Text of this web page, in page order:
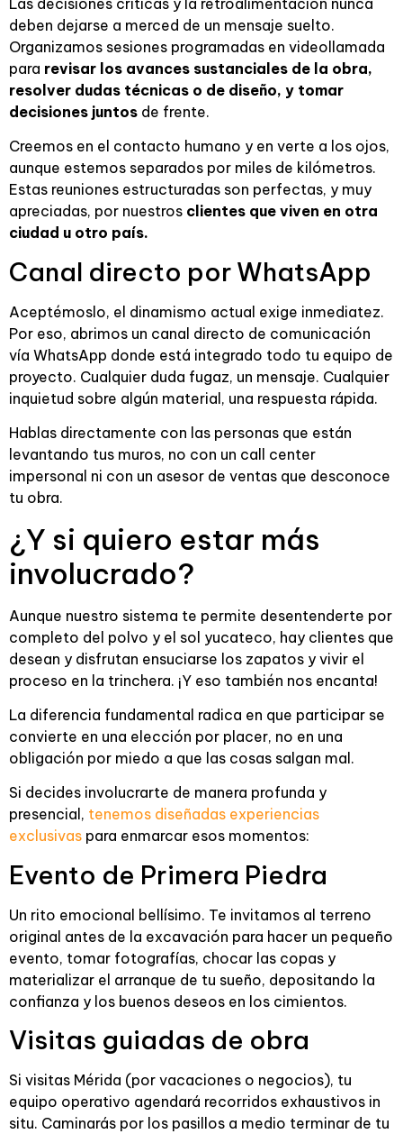
Las decisiones críticas y la retroalimentación nunca
deben dejarse a merced de un mensaje suelto.
Organizamos sesiones programadas en videollamada
para revisar los avances sustanciales de la obra,
resolver dudas técnicas o de diseño, y tomar
decisiones juntos de frente.
Creemos en el contacto humano y en verte a los ojos,
aunque estemos separados por miles de kilómetros.
Estas reuniones estructuradas son perfectas, y muy
apreciadas, por nuestros clientes que viven en otra
ciudad u otro país.
Canal directo por WhatsApp
Aceptémoslo, el dinamismo actual exige inmediatez.
Por eso, abrimos un canal directo de comunicación
vía WhatsApp donde está integrado todo tu equipo de
proyecto. Cualquier duda fugaz, un mensaje. Cualquier
inquietud sobre algún material, una respuesta rápida.
Hablas directamente con las personas que están
levantando tus muros, no con un call center
impersonal ni con un asesor de ventas que desconoce
tu obra.
¿Y si quiero estar más
involucrado?
Aunque nuestro sistema te permite desentenderte por
completo del polvo y el sol yucateco, hay clientes que
desean y disfrutan ensuciarse los zapatos y vivir el
proceso en la trinchera. ¡Y eso también nos encanta!
La diferencia fundamental radica en que participar se
convierte en una elección por placer, no en una
obligación por miedo a que las cosas salgan mal.
Si decides involucrarte de manera profunda y
presencial, tenemos diseñadas experiencias
exclusivas para enmarcar esos momentos:
Evento de Primera Piedra
Un rito emocional bellísimo. Te invitamos al terreno
original antes de la excavación para hacer un pequeño
evento, tomar fotografías, chocar las copas y
materializar el arranque de tu sueño, depositando la
confianza y los buenos deseos en los cimientos.
Visitas guiadas de obra
Si visitas Mérida (por vacaciones o negocios), tu
equipo operativo agendará recorridos exhaustivos in
situ. Caminarás por los pasillos a medio terminar de tu